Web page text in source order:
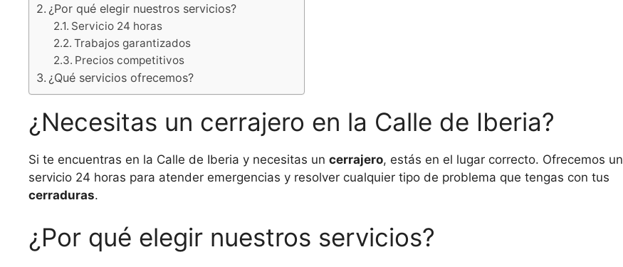
¿Por qué elegir nuestros servicios?
Servicio 24 horas
Trabajos garantizados
Precios competitivos
¿Qué servicios ofrecemos?
¿Necesitas un cerrajero en la Calle de Iberia?
Si te encuentras en la Calle de Iberia y necesitas un cerrajero, estás en el lugar correcto. Ofrecemos un
servicio 24 horas para atender emergencias y resolver cualquier tipo de problema que tengas con tus
cerraduras.
¿Por qué elegir nuestros servicios?